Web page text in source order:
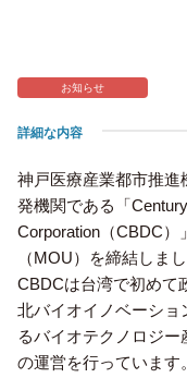
お知らせ
詳細な内容
神戸医療産業都市推進
発機関である「
Corporation（CBDC
（MOU）を締結しまし
CBDCは台湾で初めて
北バイオイノベーショ
るバイオテクノロジ
の運営を行っています。